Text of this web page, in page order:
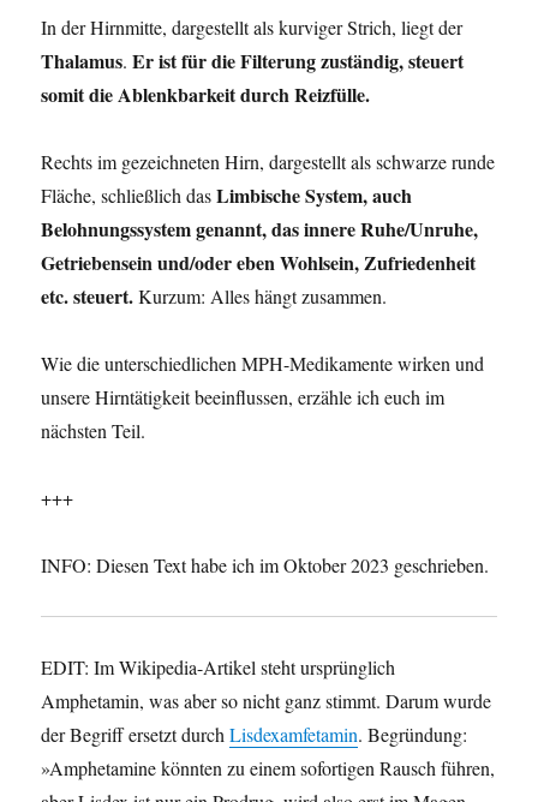
In der Hirnmitte, dargestellt als kurviger Strich, liegt der
Thalamus.Er ist für die Filterung zuständig, steuert
somit die Ablenkbarkeit durch Reizfülle.
Rechts im gezeichneten Hirn, dargestellt als schwarze runde
Fläche, schließlich dasLimbische System, auch
Belohnungssystem genannt, das innere Ruhe/Unruhe,
Getriebensein und/oder eben Wohlsein, Zufriedenheit
etc. steuert.Kurzum: Alles hängt zusammen.
Wie die unterschiedlichen MPH-Medikamente wirken und
unsere Hirntätigkeit beeinflussen, erzähle ich euch im
nächsten Teil.
+++
INFO: Diesen Text habe ich im Oktober 2023 geschrieben.
EDIT: Im Wikipedia-Artikel steht ursprünglich
Amphetamin, was aber so nicht ganz stimmt. Darum wurde
der Begriff ersetzt durchLisdexamfetamin. Begründung:
»Amphetamine könnten zu einem sofortigen Rausch führen,